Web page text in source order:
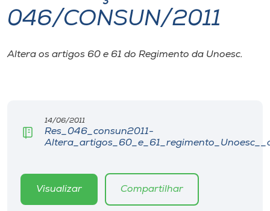
I.nova
Diplomados
CPA
Editora
046/CONSUN/2011
Altera os artigos 60 e 61 do Regimento da Unoesc.
14/06/2011
Res_046_consun2011-
Visualizar Compartilhar